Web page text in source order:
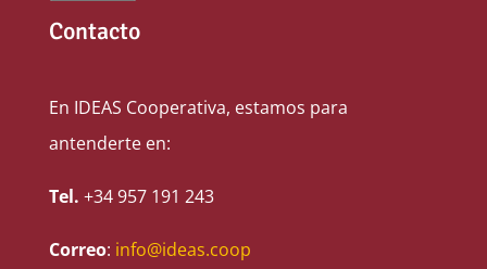
Contacto
En IDEAS Cooperativa, estamos para
antenderte en:
Tel. +34 957 191 243
Correo: info@ideas.coop